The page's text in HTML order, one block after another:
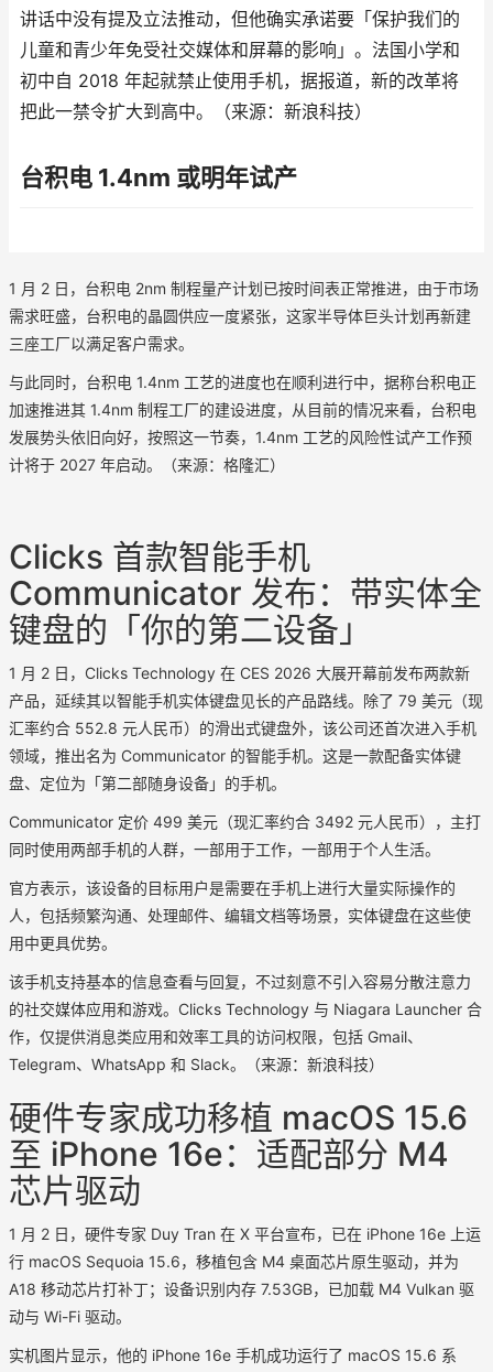
讲话中没有提及立法推动，但他确实承诺要「保护我们的
儿童和青少年免受社交媒体和屏幕的影响」。法国小学和
初中自 2018 年起就禁止使用手机，据报道，新的改革将
把此一禁令扩大到高中。（来源：新浪科技）
台积电 1.4nm 或明年试产
1 月 2 日，台积电 2nm 制程量产计划已按时间表正常推进，由于市场
需求旺盛，台积电的晶圆供应一度紧张，这家半导体巨头计划再新建
三座工厂以满足客户需求。
与此同时，台积电 1.4nm 工艺的进度也在顺利进行中，据称台积电正
加速推进其 1.4nm 制程工厂的建设进度，从目前的情况来看，台积电
发展势头依旧向好，按照这一节奏，1.4nm 工艺的风险性试产工作预
计将于 2027 年启动。（来源：格隆汇）
Clicks 首款智能手机
Communicator 发布：带实体全
键盘的「你的第二设备」
1 月 2 日，Clicks Technology 在 CES 2026 大展开幕前发布两款新
产品，延续其以智能手机实体键盘见长的产品路线。除了 79 美元（现
汇率约合 552.8 元人民币）的滑出式键盘外，该公司还首次进入手机
领域，推出名为 Communicator 的智能手机。这是一款配备实体键
盘、定位为「第二部随身设备」的手机。
Communicator 定价 499 美元（现汇率约合 3492 元人民币），主打
同时使用两部手机的人群，一部用于工作，一部用于个人生活。
官方表示，该设备的目标用户是需要在手机上进行大量实际操作的
人，包括频繁沟通、处理邮件、编辑文档等场景，实体键盘在这些使
用中更具优势。
该手机支持基本的信息查看与回复，不过刻意不引入容易分散注意力
的社交媒体应用和游戏。Clicks Technology 与 Niagara Launcher 合
作，仅提供消息类应用和效率工具的访问权限，包括 Gmail、
Telegram、WhatsApp 和 Slack。（来源：新浪科技）
硬件专家成功移植 macOS 15.6
至 iPhone 16e：适配部分 M4
芯片驱动
1 月 2 日，硬件专家 Duy Tran 在 X 平台宣布，已在 iPhone 16e 上运
行 macOS Sequoia 15.6，移植包含 M4 桌面芯片原生驱动，并为
A18 移动芯片打补丁；设备识别内存 7.53GB，已加载 M4 Vulkan 驱
动与 Wi-Fi 驱动。
实机图片显示，他的 iPhone 16e 手机成功运行了 macOS 15.6 系